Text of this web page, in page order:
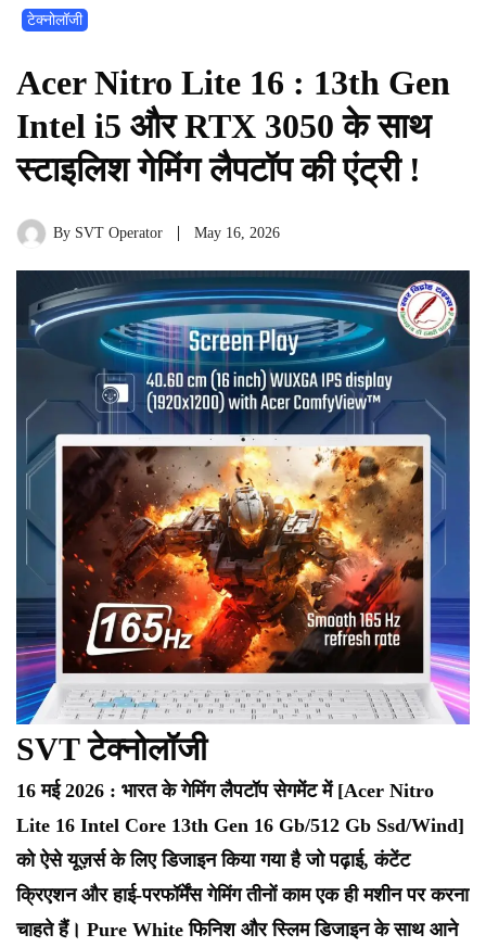
टेक्नोलॉजी
Acer Nitro Lite 16 : 13th Gen
Intel i5 और RTX 3050 के साथ
स्टाइलिश गेमिंग लैपटॉप की एंट्री !
By SVT Operator May 16, 2026
SVT टेक्नोलॉजी
16 मई 2026 : भारत के गेमिंग लैपटॉप सेगमेंट में [Acer Nitro
Lite 16 Intel Core 13th Gen 16 Gb/512 Gb Ssd/Wind]
को ऐसे यूज़र्स के लिए डिजाइन किया गया है जो पढ़ाई, कंटेंट
क्रिएशन और हाई-परफॉर्मेंस गेमिंग तीनों काम एक ही मशीन पर करना
चाहते हैं। Pure White फिनिश और स्लिम डिजाइन के साथ आने